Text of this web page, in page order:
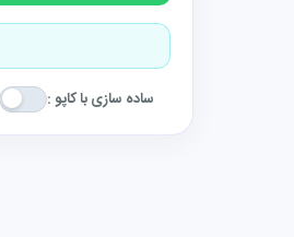
ساده سازی با کاپو :